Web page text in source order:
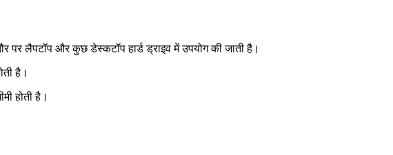
पर लैपटॉप और कुछ डेस्कटॉप हार्ड ड्राइव में उपयोग की जाती है।
है।
होती है।